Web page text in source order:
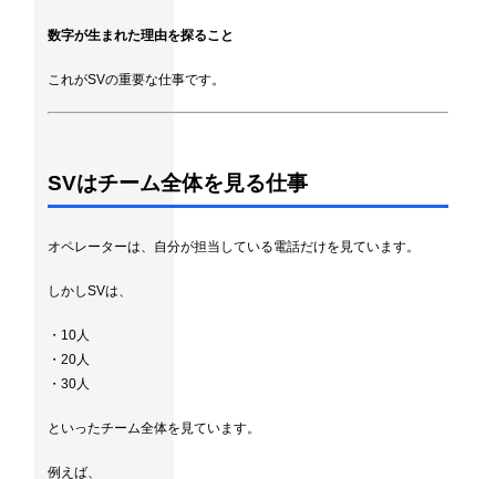
数字が生まれた理由を探ること
これがSVの重要な仕事です。
SVはチーム全体を見る仕事
オペレーターは、自分が担当している電話だけを見ています。
しかしSVは、
・10人
・20人
・30人
といったチーム全体を見ています。
例えば、